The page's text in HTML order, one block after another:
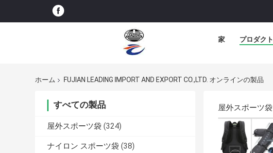
家 プロダクト
ホーム FUJIAN LEADING IMPORT AND EXPORT CO.,LTD. オンラインの製品
すべての製品
屋外スポーツ袋 (324)
ナイロン スポーツ袋 (38)
屋外スポーツ袋
ベストプライス